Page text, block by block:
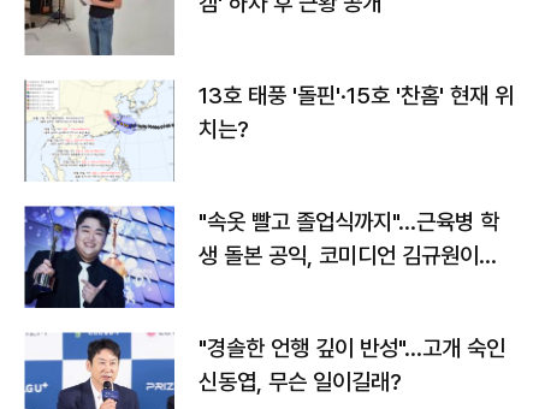
13호 태풍 '돌핀'·15호 '찬홈' 현재 위
치는?
"속옷 빨고 졸업식까지"…근육병 학
생 돌본 공익, 코미디언 김규원이었
"경솔한 언행 깊이 반성"…고개 숙인
신동엽, 무슨 일이길래?